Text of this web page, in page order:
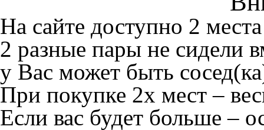
На сайте доступно 2
2 разные пары не сидели
у Вас может быть
При покупке 2х мест –
Если вас будет больше –